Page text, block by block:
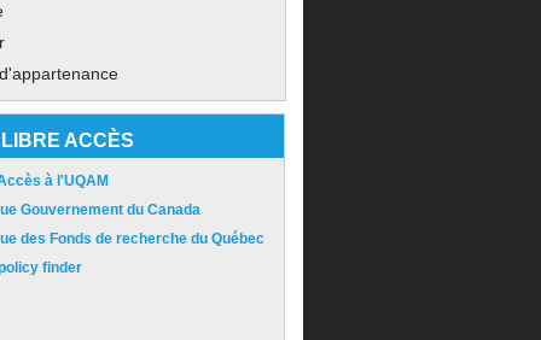
LIBRE ACCÈS
à l'UQAM
Gouvernement du Canada
des Fonds de recherche du Québec
finder